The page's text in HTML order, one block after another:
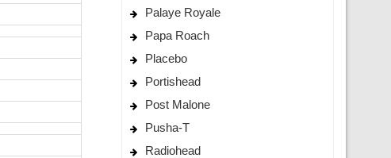
Palaye Royale
Papa Roach
Placebo
Portishead
Post Malone
Pusha-T
Radiohead